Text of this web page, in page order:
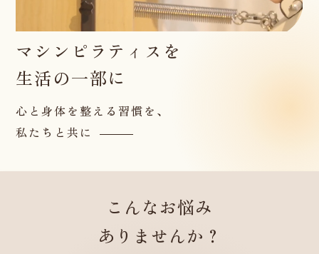
マシンピラティスを
生活の一部に
心と身体を整える習慣を、
私たちと共に
こんなお悩み
ありませんか？